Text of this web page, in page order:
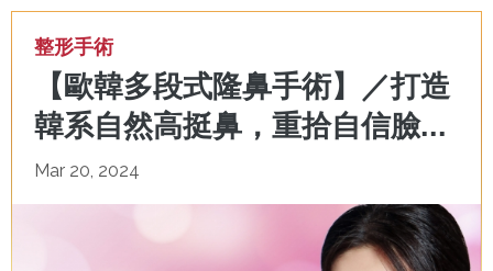
整形手術
【歐韓多段式隆鼻手術】／打造
韓系自然高挺鼻，重拾自信臉...
Mar 20, 2024